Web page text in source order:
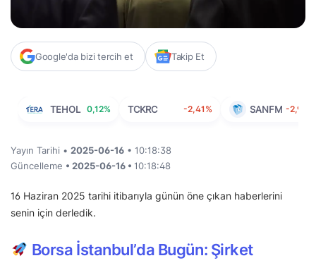
Google'da bizi tercih et Takip Et
TEHOL 0,12% TCKRC -2,41% SANFM -2,99%
Yayın Tarihi • 2025-06-16 • 10:18:38
Güncelleme • 2025-06-16 • 10:18:48
16 Haziran 2025 tarihi itibarıyla günün öne çıkan haberlerini
senin için derledik.
Borsa İstanbul’da Bugün: Şirket